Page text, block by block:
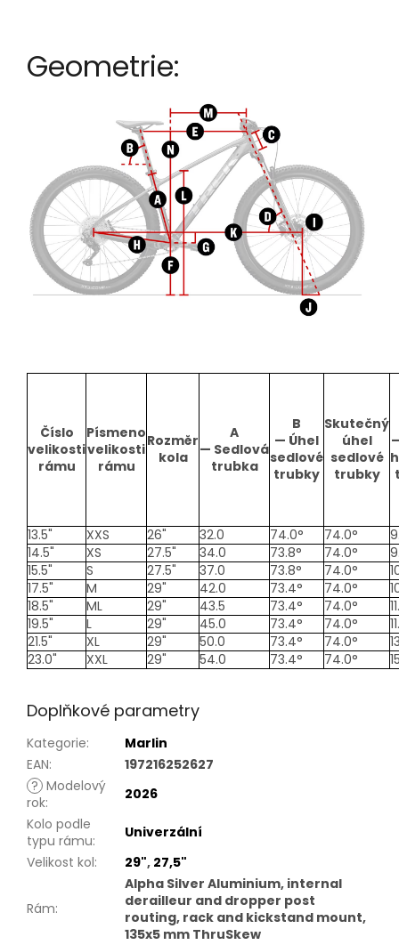
Geometrie:
Číslo
velikosti
rámu
Písmeno
velikosti
rámu
Rozměr
kola
A
— Sedlová
trubka
B
— Úhel
sedlové
trubky
Skutečný
úhel
sedlové
trubky
13.5" XXS 26" 32.0 74.0° 74.0°
14.5"
XS 27.5" 34.0 73.8° 74.0°
15.5"
S 27.5" 37.0 73.8° 74.0°
17.5"
M 29" 42.0 73.4° 74.0°
18.5"
ML 29" 43.5 73.4° 74.0°
19.5"
L 29" 45.0 73.4° 74.0°
21.5"
XL 29" 50.0 73.4° 74.0°
23.0"
XXL 29" 54.0 73.4° 74.0°
Doplňkové parametry
Kategorie:
Marlin
EAN:
197216252627
? Modelový
rok:
2026
Kolo podle
typu rámu:
Univerzální
Velikost kol: 29", 27,5"
Rám:
Alpha Silver Aluminium, internal
derailleur and dropper post
routing, rack and kickstand mount,
135x5 mm ThruSkew